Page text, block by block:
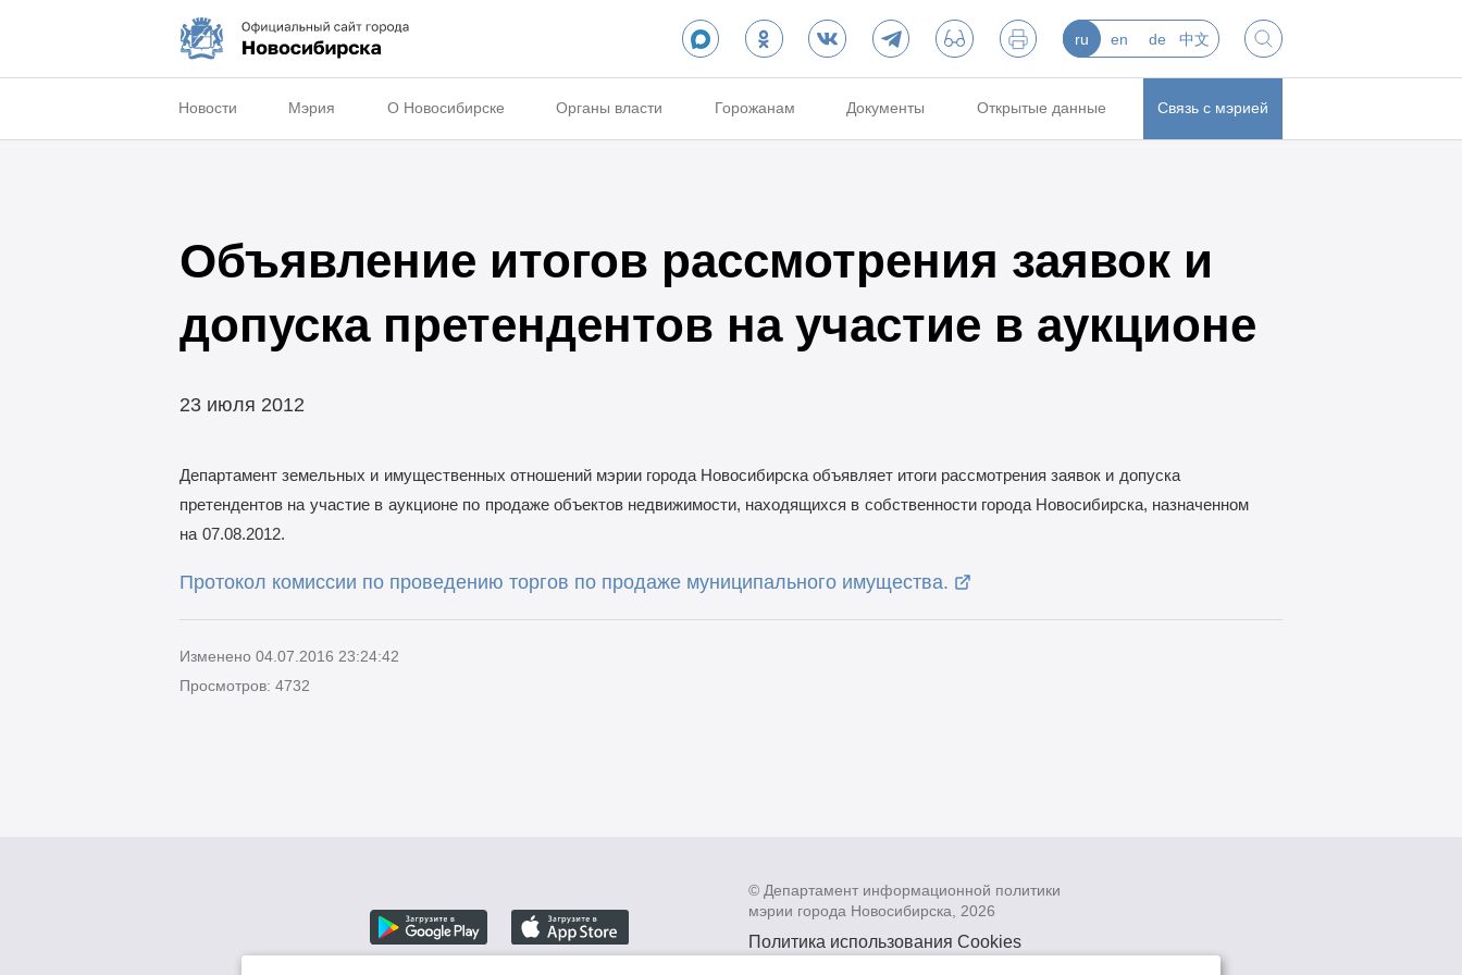
ru en de 中文
Новости Мэрия О Новосибирске Органы власти Горожанам Документы Открытые данные Связь с мэрией
Объявление итогов рассмотрения заявок и
допуска претендентов на участие в аукционе
23 июля 2012
Департамент земельных и имущественных отношений мэрии города Новосибирска объявляет итоги рассмотрения заявок и допуска
претендентов на участие в аукционе по продаже объектов недвижимости, находящихся в собственности города Новосибирска, назначенном
на 07.08.2012.
Протокол комиссии по проведению торгов по продаже муниципального имущества.
Изменено 04.07.2016 23:24:42
Просмотров: 4732
© Департамент информационной политики
мэрии города Новосибирска, 2026
Политика использования Cookies